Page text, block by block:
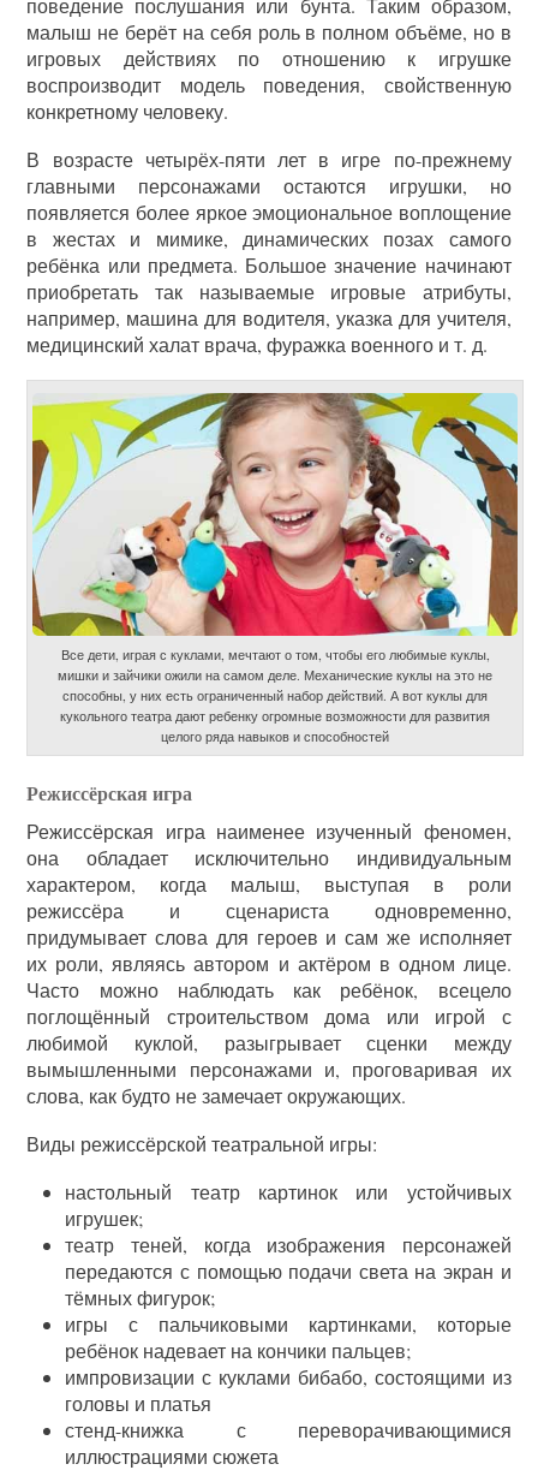
поведение послушания или бунта. Таким образом,
малыш не берёт на себя роль в полном объёме, но в
игровых действиях по отношению к игрушке
воспроизводит модель поведения, свойственную
конкретному человеку.
В возрасте четырёх-пяти лет в игре по-прежнему
главными персонажами остаются игрушки, но
появляется более яркое эмоциональное воплощение
в жестах и мимике, динамических позах самого
ребёнка или предмета. Большое значение начинают
приобретать так называемые игровые атрибуты,
например, машина для водителя, указка для учителя,
медицинский халат врача, фуражка военного и т. д.
Все дети, играя с куклами, мечтают о том, чтобы его любимые куклы,
мишки и зайчики ожили на самом деле. Механические куклы на это не
способны, у них есть ограниченный набор действий. А вот куклы для
кукольного театра дают ребенку огромные возможности для развития
целого ряда навыков и способностей
Режиссёрская игра
Режиссёрская игра наименее изученный феномен,
она обладает исключительно индивидуальным
характером, когда малыш, выступая в роли
режиссёра и сценариста одновременно,
придумывает слова для героев и сам же исполняет
их роли, являясь автором и актёром в одном лице.
Часто можно наблюдать как ребёнок, всецело
поглощённый строительством дома или игрой с
любимой куклой, разыгрывает сценки между
вымышленными персонажами и, проговаривая их
слова, как будто не замечает окружающих.
Виды режиссёрской театральной игры:
настольный театр картинок или устойчивых
игрушек;
театр теней, когда изображения персонажей
передаются с помощью подачи света на экран и
тёмных фигурок;
игры с пальчиковыми картинками, которые
ребёнок надевает на кончики пальцев;
импровизации с куклами бибабо, состоящими из
головы и платья
стенд-книжка с переворачивающимися
иллюстрациями сюжета